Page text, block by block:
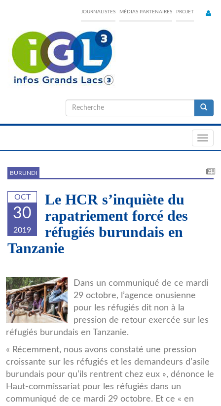
content
JOURNALISTES MÉDIAS PARTENAIRES PROJET
Formulaire
de
BURUNDI
OCT
30
2019
Le HCR s’inquiète du
rapatriement forcé des
réfugiés burundais en
Tanzanie
Refugies-
dans-
le-
camp-
en-
Tanzanie.jpg
Dans un communiqué de ce mardi
29 octobre, l’agence onusienne
pour les réfugiés dit non à la
pression de retour exercée sur les
réfugiés burundais en Tanzanie.
« Récemment, nous avons constaté une pression
croissante sur les réfugiés et les demandeurs d’asile
burundais pour qu’ils rentrent chez eux », dénonce le
Haut-commissariat pour les réfugiés dans un
communiqué de ce mardi 29 octobre. Et ce « en